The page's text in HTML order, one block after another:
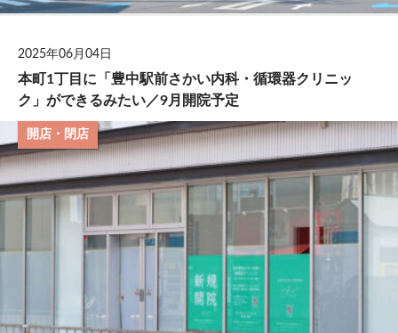
2025年06月04日
本町1丁目に「豊中駅前さかい内科・循環器クリニッ
ク」ができるみたい／9月開院予定
開店・閉店